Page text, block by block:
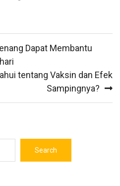
Dapat Membantu
tentang Vaksin dan Efek
Sampingnya?
Search